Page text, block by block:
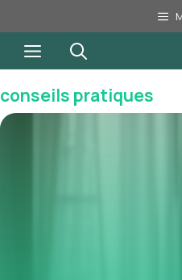
au
contenuMenu
conseils pratiques